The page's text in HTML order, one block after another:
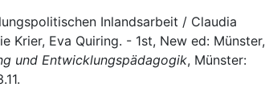
Inlandsarbeit / Claudia
Krier, Eva Quiring. - 1st, New ed: Münster,
und Entwicklungspädagogik, Münster: